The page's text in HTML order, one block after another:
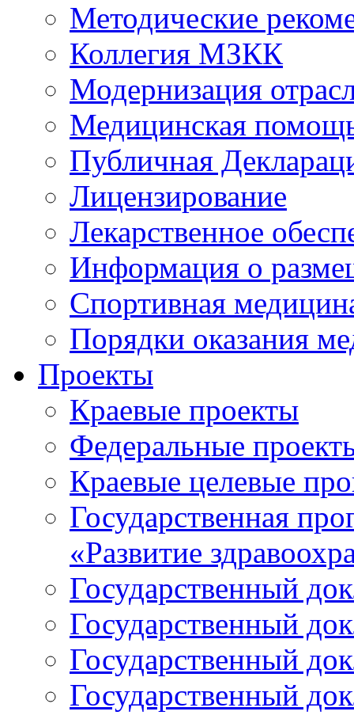
Методические
Коллегия МЗКК
Модернизация
Медицинская
Публичная
Лицензирование
Лекарственное
Информация о
Спортивная
Порядки оказания
Проекты
Краевые проекты
Федеральные
Краевые целевые
Государственная
«Развитие
Государственный
Государственный
Государственный
Государственный